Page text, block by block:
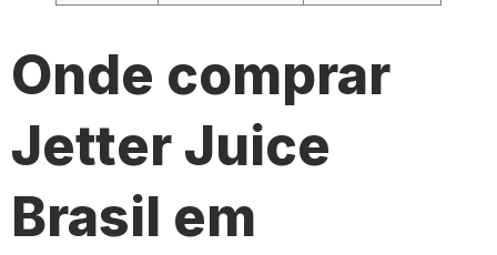
Onde comprar
Jetter Juice
Brasil em